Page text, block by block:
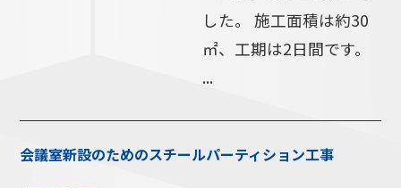
した。 施工面積は約30
㎡、工期は2日間です。
...
会議室新設のためのスチールパーティション工事